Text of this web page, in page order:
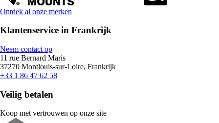
Ontdek al onze merken
Klantenservice in Frankrijk
Neem contact op
11 rue Bernard Maris
37270 Montlouis-sur-Loire, Frankrijk
+33 1 86 47 62 58
Veilig betalen
Koop met vertrouwen op onze site